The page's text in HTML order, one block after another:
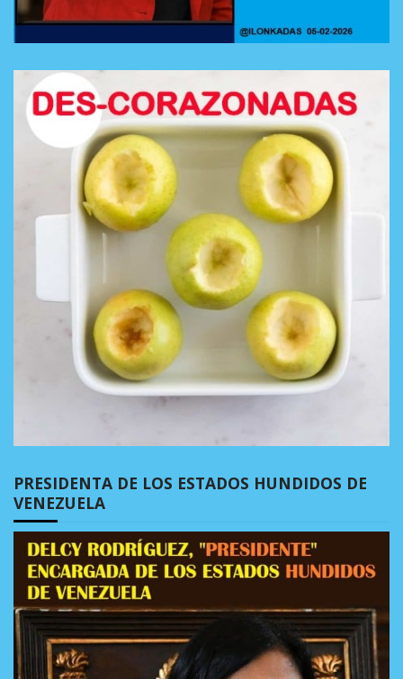
PRESIDENTA DE LOS ESTADOS HUNDIDOS DE
VENEZUELA